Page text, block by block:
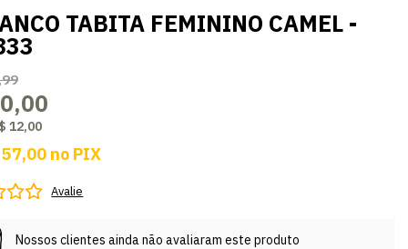
TABITA FEMININO CAMEL -
12,00
57,00 no PIX
Avalie
Nossos clientes ainda não avaliaram este produto